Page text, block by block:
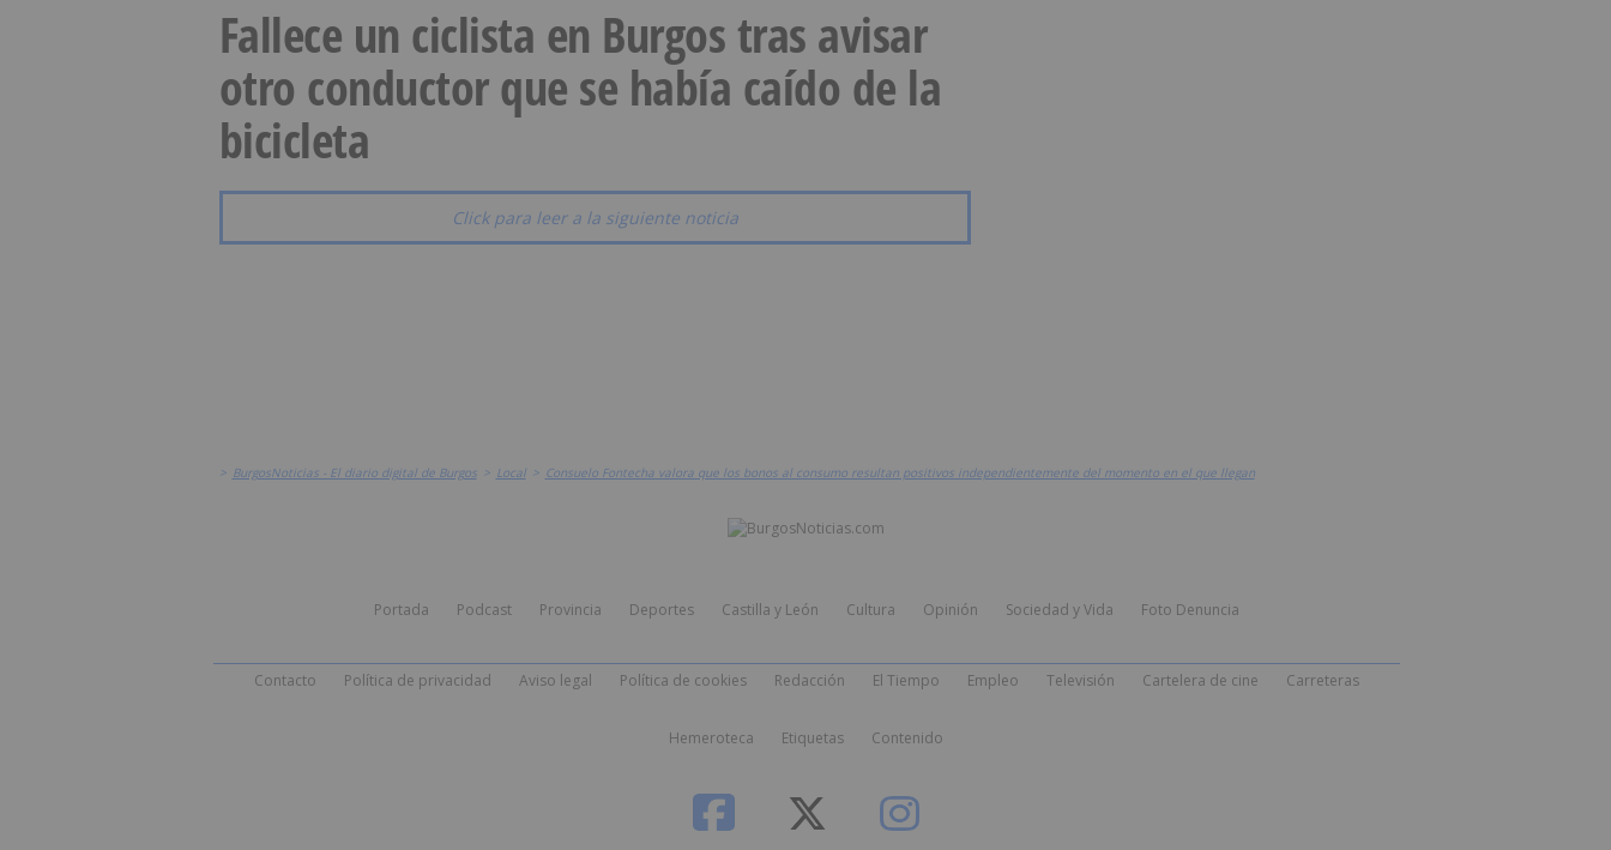
Fallece un ciclista en Burgos tras avisar
otro conductor que se había caído de la
bicicleta
Click para leer a la siguiente noticia
> BurgosNoticias - El diario digital de Burgos > Local > Consuelo Fontecha valora que los bonos al consumo resultan positivos independientemente del momento en el que llegan
Portada Podcast Provincia Deportes Castilla y León Cultura Opinión Sociedad y Vida Foto Denuncia
Contacto Política de privacidad Aviso legal Política de cookies Redacción El Tiempo Empleo Televisión Cartelera de cine Carreteras
Hemeroteca Etiquetas Contenido